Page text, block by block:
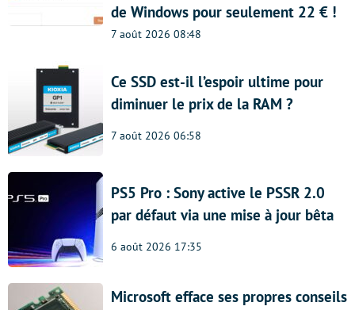
de Windows pour seulement 22 € !
7 août 2026 08:48
Ce SSD est-il l’espoir ultime pour
diminuer le prix de la RAM ?
7 août 2026 06:58
PS5 Pro : Sony active le PSSR 2.0
par défaut via une mise à jour bêta
6 août 2026 17:35
Microsoft efface ses propres conseils